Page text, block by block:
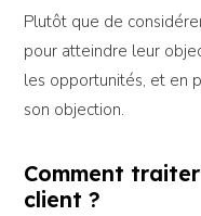
Plutôt que de
pour atteindre leur
les opportunités, et en
son objection.
Comment
client ?